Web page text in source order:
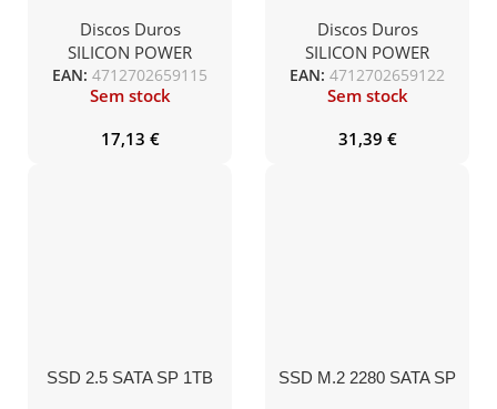
460R/450W
Discos Duros
SILICON POWER
EAN: 4712702659115
Sem stock
17,13 €
500R/450W
Discos Duros
SILICON POWER
EAN: 4712702659122
Sem stock
31,39 €
SSD 2.5 SATA SP 1TB
SSD M.2 2280 SATA SP